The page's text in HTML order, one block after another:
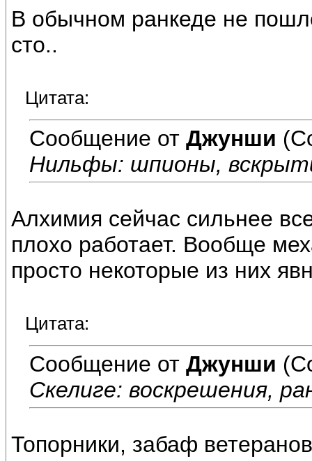
В обычном ранкеде не
сто..
Цитата:
Сообщение от Джунши
Нильфы: шпионы,
Алхимия сейчас сильнее
плохо работает. Вообще
просто некоторые из них
Цитата:
Сообщение от Джунши
Скелиге: воскрешения,
Топорники, забаф